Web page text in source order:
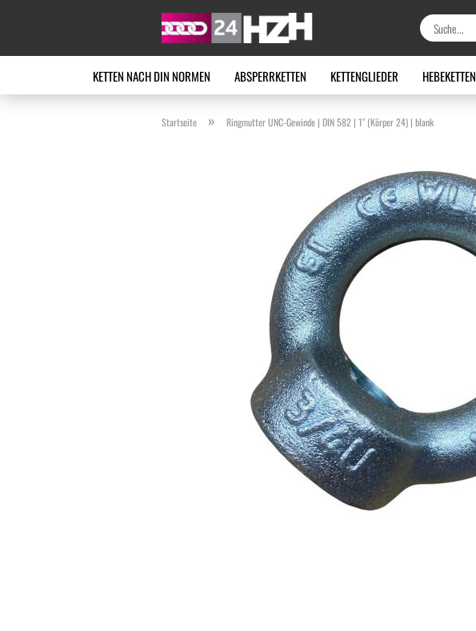
KETTEN NACH DIN NORMEN ABSPERRKETTEN KETTENGLIEDER HEBEKETTEN
Startseite » Ringmutter UNC-Gewinde | DIN 582 | 1" (Körper 24) | blank